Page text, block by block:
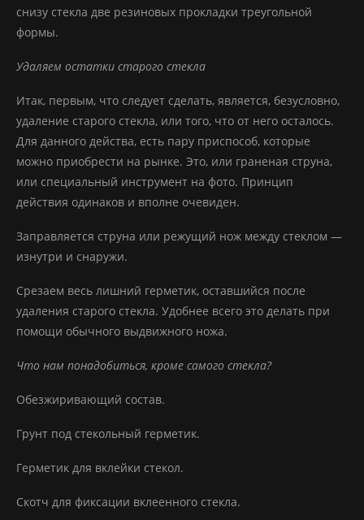
снизу стекла две резиновых прокладки треугольной
формы.
Удаляем остатки старого стекла
Итак, первым, что следует сделать, является, безусловно,
удаление старого стекла, или того, что от него осталось.
Для данного действа, есть пару приспособ, которые
можно приобрести на рынке. Это, или граненая струна,
или специальный инструмент на фото. Принцип
действия одинаков и вполне очевиден.
Заправляется струна или режущий нож между стеклом —
изнутри и снаружи.
Срезаем весь лишний герметик, оставшийся после
удаления старого стекла. Удобнее всего это делать при
помощи обычного выдвижного ножа.
Что нам понадобиться, кроме самого стекла?
Обезжиривающий состав.
Грунт под стекольный герметик.
Герметик для вклейки стекол.
Скотч для фиксации вклеенного стекла.